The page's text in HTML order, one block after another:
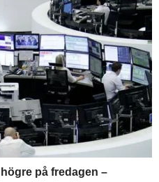
på fredagen –